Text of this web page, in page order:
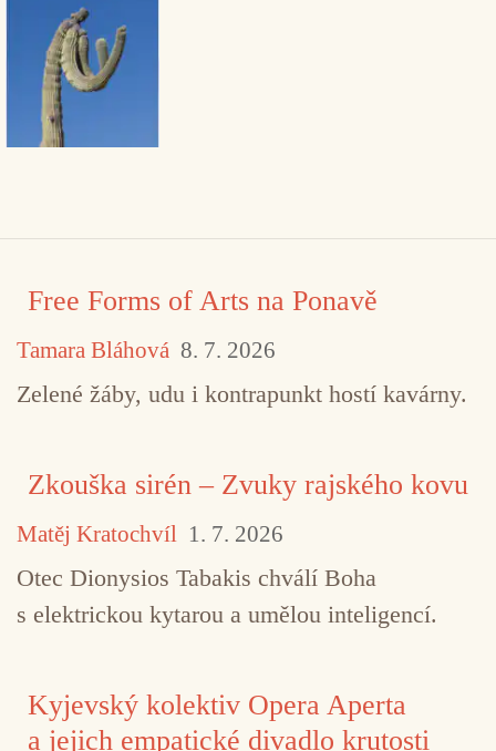
Free Forms of Arts na Ponavě
Tamara Bláhová 8. 7. 2026
Zelené žáby, udu i kontrapunkt hostí kavárny.
Zkouška sirén – Zvuky rajského kovu
Matěj Kratochvíl 1. 7. 2026
Otec Dionysios Tabakis chválí Boha
s elektrickou kytarou a umělou inteligencí.
Kyjevský kolektiv Opera Aperta
a jejich empatické divadlo krutosti